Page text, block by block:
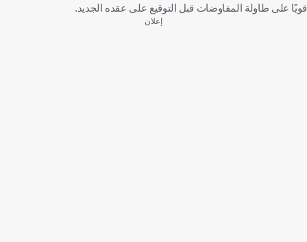
قويًا على طاولة المفاوضات قبل التوقيع على عقده الجديد.
إعلان